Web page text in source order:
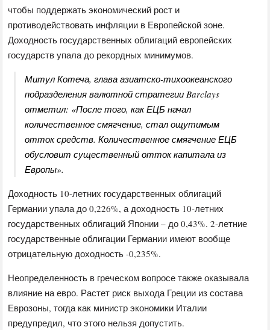
чтобы поддержать экономический рост и
противодействовать инфляции в Европейской зоне.
Доходность государственных облигаций европейских
государств упала до рекордных минимумов.
Митул Котеча, глава азиатско-тихоокеанского
подразделения валютной стратегии Barclays
отметил: «После того, как ЕЦБ начал
количественное смягчение, стал ощутимым
отток средств. Количественное смягчение ЕЦБ
обусловит существенный отток капитала из
Европы».
Доходность 10-летних государственных облигаций
Германии упала до 0,226%, а доходность 10-летних
государственных облигаций Японии – до 0,43%. 2-летние
государственные облигации Германии имеют вообще
отрицательную доходность -0,235%.
Неопределенность в греческом вопросе также оказывала
влияние на евро. Растет риск выхода Греции из состава
Еврозоны, тогда как министр экономики Италии
предупредил, что этого нельзя допустить.